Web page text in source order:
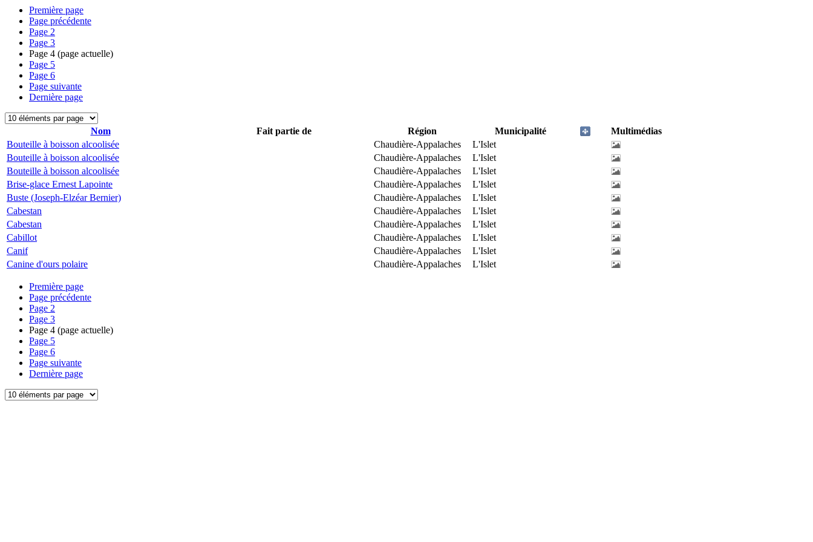
Première page
Page précédente
Page 2
Page 3
Page 4 (page actuelle)
Page 5
Page 6
Page suivante
Dernière page
Nom Fait partie de Région Municipalité
Multimédias
Bouteille à boisson alcoolisée
Chaudière-Appalaches
L'Islet
Bouteille à boisson alcoolisée
Chaudière-Appalaches
L'Islet
Bouteille à boisson alcoolisée
Chaudière-Appalaches
L'Islet
Brise-glace Ernest Lapointe
Chaudière-Appalaches
L'Islet
Buste (Joseph-Elzéar Bernier)
Chaudière-Appalaches
L'Islet
Cabestan
Chaudière-Appalaches
L'Islet
Cabestan
Chaudière-Appalaches
L'Islet
Cabillot
Chaudière-Appalaches
L'Islet
Canif
Chaudière-Appalaches
L'Islet
Canine d'ours polaire
Chaudière-Appalaches L'Islet
Première page
Page précédente
Page 2
Page 3
Page 4 (page actuelle)
Page 5
Page 6
Page suivante
Dernière page